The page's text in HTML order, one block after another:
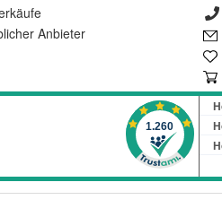
er Anbieter